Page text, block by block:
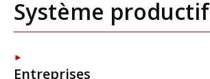
Système productif
Entreprises